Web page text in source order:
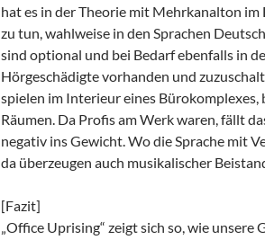
hat es in der Theorie mit Mehrkanalton
zu tun, wahlweise in den Sprachen
sind optional und bei Bedarf ebenfalls in
Hörgeschädigte vorhanden und
spielen im Interieur eines Bürokomplexes,
Räumen. Da Profis am Werk waren, fällt
negativ ins Gewicht. Wo die Sprache mit
da überzeugen auch musikalischer
[Fazit]
„Office Uprising“ zeigt sich so, wie unsere